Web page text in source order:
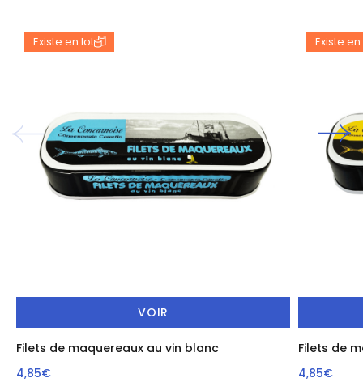
Existe en lot
VOIR
Filets de maquereaux au vin blanc
4,85€
Existe
Filets de
4,85€